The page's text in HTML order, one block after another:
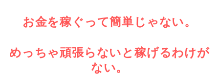
お金を稼ぐって簡単じゃない。
めっちゃ頑張らないと稼げるわけが
ない。